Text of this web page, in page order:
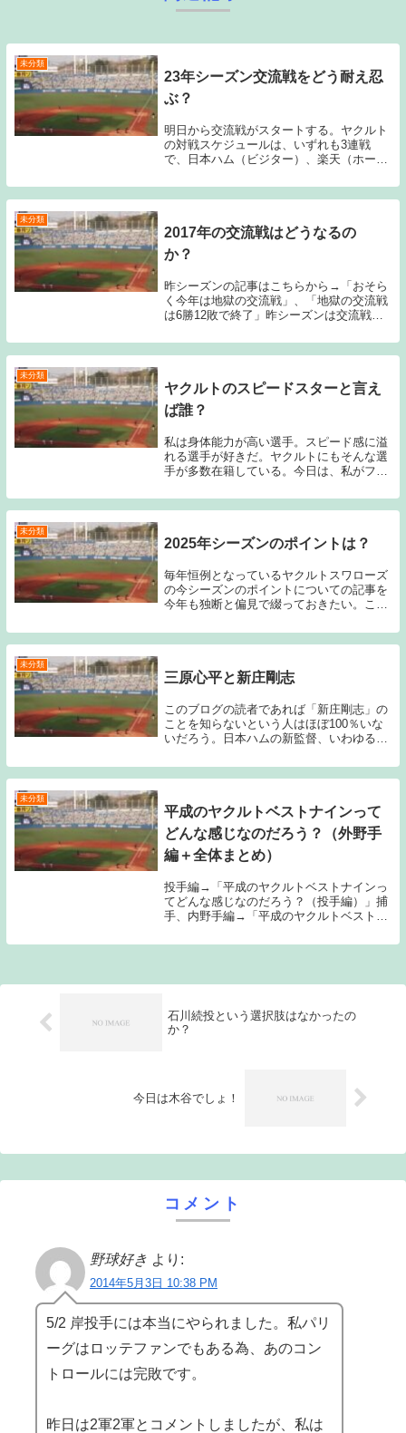
未分類
23年シーズン交流戦をどう耐え忍
ぶ？
明日から交流戦がスタートする。ヤクルト
の対戦スケジュールは、いずれも3連戦
で、日本ハム（ビジター）、楽天（ホー
ー）、ソフトバンク（ホーム）、オリック
ス（ホーム）という並びになっている。例
未分類
2017年の交流戦はどうなるの
か？
昨シーズンの記事はこちらから→「おそら
く今年は地獄の交流戦」、「地獄の交流戦
は6勝12敗で終了」昨シーズンは交流戦開
たため、交流戦前の事前記事でかなり厳し
い交流戦になるのではないか？という主旨
未分類
ヤクルトのスピードスターと言え
ば誰？
私は身体能力が高い選手。スピード感に溢
れる選手が好きだ。ヤクルトにもそんな選
手が多数在籍している。今日は、私がファ
げてみたい。最初に好きになったのは、笘
篠賢治だった。私の勝手なイメージだが、
未分類
2025年シーズンのポイントは？
毎年恒例となっているヤクルトスワローズ
の今シーズンのポイントについての記事を
今年も独断と偏見で綴っておきたい。ここ
が、スーパースター村上が2025年シーズン
オフにメジャー挑戦を表明しているため、
未分類
三原心平と新庄剛志
このブログの読者であれば「新庄剛志」の
ことを知らないという人はほぼ100％いな
いだろう。日本ハムの新監督、いわゆる
平」という名前を聞いてピンと来ている読
者の方はどれ程いるだろうか？今回のブロ
未分類
平成のヤクルトベストナインって
どんな感じなのだろう？（外野手
編＋全体まとめ）
投手編→「平成のヤクルトベストナインっ
てどんな感じなのだろう？（投手編）」捕
手、内野手編→「平成のヤクルトベストナ
内野手編）」につづいて今日は外野手編と
石川続投という選択肢はなかったの
か？
今日は木谷でしょ！
コメント
野球好き より:
2014年5月3日 10:38 PM
5/2 岸投手には本当にやられました。私パリ
ーグはロッテファンでもある為、あのコン
トロールには完敗です。
昨日は2軍2軍とコメントしましたが、私は